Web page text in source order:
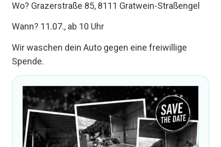
Wo? Grazerstraße 85, 8111 Gratwein-Straßengel
Wann? 11.07., ab 10 Uhr
Wir waschen dein Auto gegen eine freiwillige
Spende.